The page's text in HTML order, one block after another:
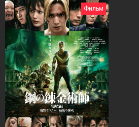
Фильм